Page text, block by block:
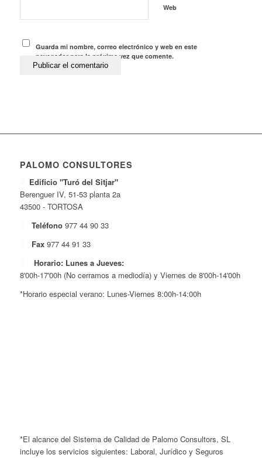
Web
Guarda mi nombre, correo electrónico y web en este
navegador para la próxima vez que comente.
PALOMO CONSULTORES
Edificio "Turó del Sitjar"
Berenguer IV, 51-53 planta 2a
43500 - TORTOSA
Teléfono 977 44 90 33
Fax 977 44 91 33
Horario: Lunes a Jueves:
8'00h-17'00h (No cerramos a mediodía) y Viernes de 8'00h-14'00h
*Horario especial verano: Lunes-Viernes 8:00h-14:00h
*El alcance del Sistema de Calidad de Palomo Consultors, SL
incluye los servicios siguientes: Laboral, Jurídico y Seguros